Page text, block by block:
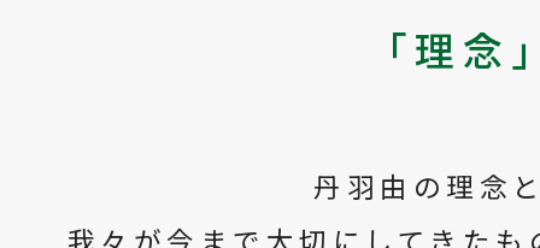
「理念
丹羽由の理念
我々が今まで大切にしてきた